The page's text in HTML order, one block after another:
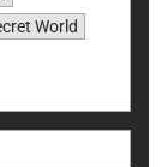
World